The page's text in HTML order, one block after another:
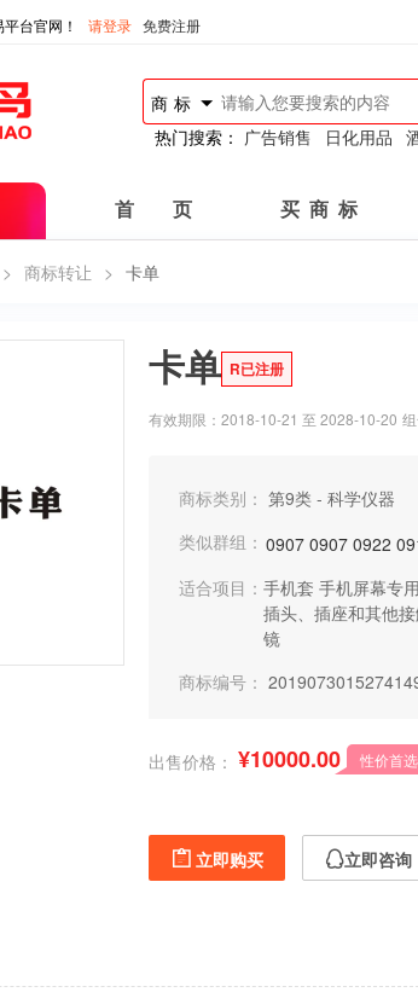
台官网！ 请登录 免费注册
商标
热门搜索： 广告销售 日化用品
首 页 买 商 标
> 商标转让 > 卡单
卡单 R已注册
有效期限：2018-10-21 至 2028-10-20
商标类别： 第9类 - 科学仪器
类似群组： 0907 0907 0922
适合项目： 手机套 手机屏幕专
插头、插座和其他接
镜
商标编号：
出售价格： ¥10000.00 性价首选
立即购买 立即咨询